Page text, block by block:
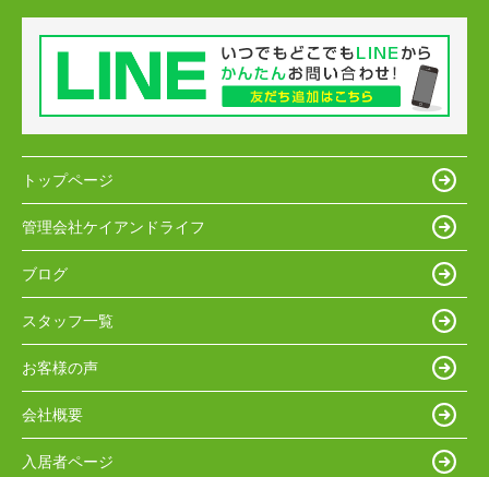
トップページ
管理会社ケイアンドライフ
ブログ
スタッフ一覧
お客様の声
会社概要
入居者ページ